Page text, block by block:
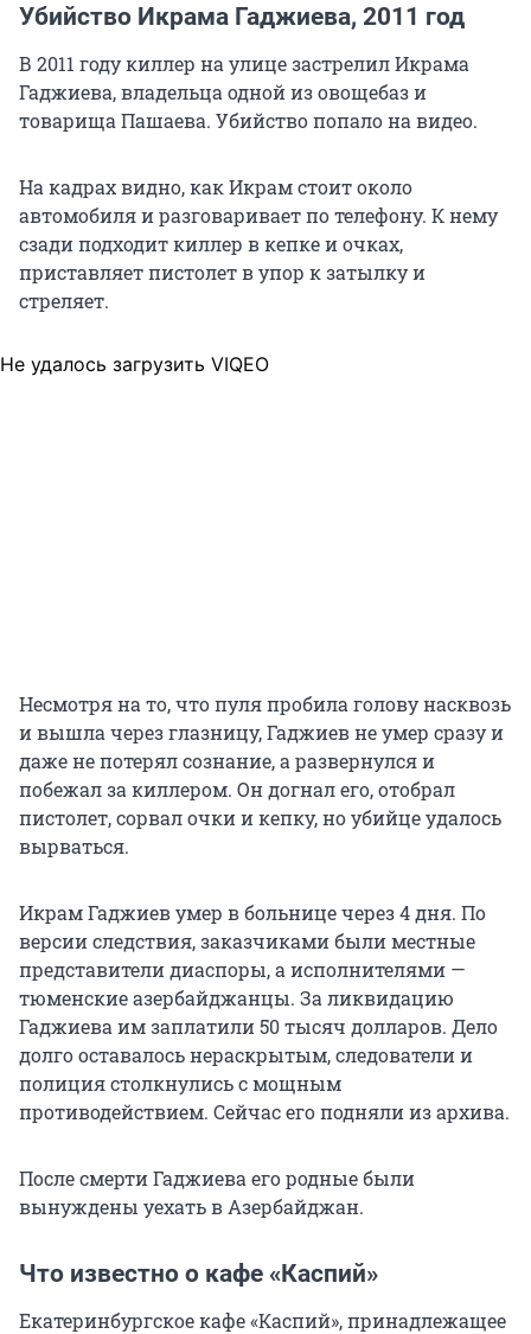
Убийство Икрама Гаджиева, 2011 год
В 2011 году киллер на улице застрелил Икрама
Гаджиева, владельца одной из овощебаз и
товарища Пашаева. Убийство попало на видео.
На кадрах видно, как Икрам стоит около
автомобиля и разговаривает по телефону. К нему
сзади подходит киллер в кепке и очках,
приставляет пистолет в упор к затылку и
стреляет.
Не удалось загрузить VIQEO
Несмотря на то, что пуля пробила голову насквозь
и вышла через глазницу, Гаджиев не умер сразу и
даже не потерял сознание, а развернулся и
побежал за киллером. Он догнал его, отобрал
пистолет, сорвал очки и кепку, но убийце удалось
вырваться.
Икрам Гаджиев умер в больнице через 4 дня. По
версии следствия, заказчиками были местные
представители диаспоры, а исполнителями —
тюменские азербайджанцы. За ликвидацию
Гаджиева им заплатили 50 тысяч долларов. Дело
долго оставалось нераскрытым, следователи и
полиция столкнулись с мощным
противодействием. Сейчас его подняли из архива.
После смерти Гаджиева его родные были
вынуждены уехать в Азербайджан.
Что известно о кафе «Каспий»
Екатеринбургское кафе «Каспий», принадлежащее